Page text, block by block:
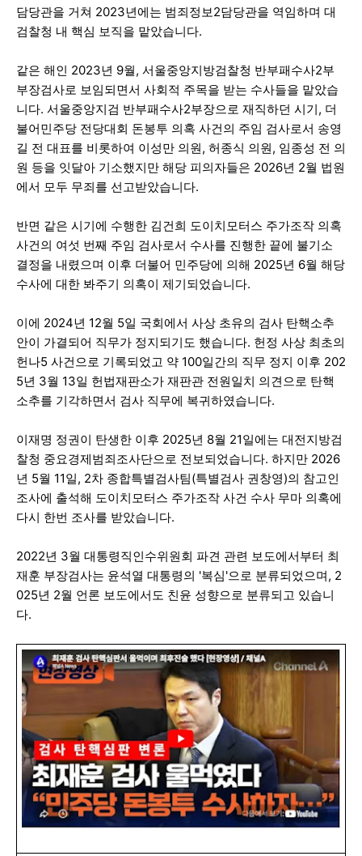
담당관을 거쳐 2023년에는 범죄정보2담당관을 역임하며 대
검찰청 내 핵심 보직을 맡았습니다.
같은 해인 2023년 9월, 서울중앙지방검찰청 반부패수사2부
부장검사로 보임되면서 사회적 주목을 받는 수사들을 맡았습
니다. 서울중앙지검 반부패수사2부장으로 재직하던 시기, 더
불어민주당 전당대회 돈봉투 의혹 사건의 주임 검사로서 송영
길 전 대표를 비롯하여 이성만 의원, 허종식 의원, 임종성 전 의
원 등을 잇달아 기소했지만 해당 피의자들은 2026년 2월 법원
에서 모두 무죄를 선고받았습니다.
반면 같은 시기에 수행한 김건희 도이치모터스 주가조작 의혹
사건의 여섯 번째 주임 검사로서 수사를 진행한 끝에 불기소
결정을 내렸으며 이후 더불어 민주당에 의해 2025년 6월 해당
수사에 대한 봐주기 의혹이 제기되었습니다.
이에 2024년 12월 5일 국회에서 사상 초유의 검사 탄핵소추
안이 가결되어 직무가 정지되기도 했습니다. 헌정 사상 최초의
헌나5 사건으로 기록되었고 약 100일간의 직무 정지 이후 202
5년 3월 13일 헌법재판소가 재판관 전원일치 의견으로 탄핵
소추를 기각하면서 검사 직무에 복귀하였습니다.
이재명 정권이 탄생한 이후 2025년 8월 21일에는 대전지방검
찰청 중요경제범죄조사단으로 전보되었습니다. 하지만 2026
년 5월 11일, 2차 종합특별검사팀(특별검사 권창영)의 참고인
조사에 출석해 도이치모터스 주가조작 사건 수사 무마 의혹에
다시 한번 조사를 받았습니다.
2022년 3월 대통령직인수위원회 파견 관련 보도에서부터 최
재훈 부장검사는 윤석열 대통령의 '복심'으로 분류되었으며, 2
025년 2월 언론 보도에서도 친윤 성향으로 분류되고 있습니
다.